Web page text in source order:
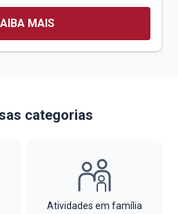
MAIS
categorias
Atividades em família